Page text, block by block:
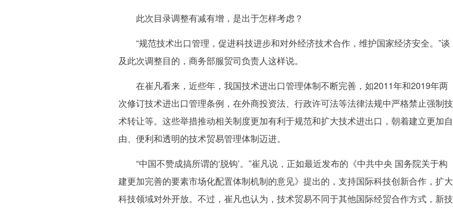
此次目录调整有减有增，是出于怎样考虑？
“规范技术出口管理，促进科技进步和对外经济技术合作，维护国家经济安全。”谈
及此次调整目的，商务部服贸司负责人这样说。
在崔凡看来，近些年，我国技术进出口管理体制不断完善，如2011年和2019年两
次修订技术进出口管理条例，在外商投资法、行政许可法等法律法规中严格禁止强制技
术转让等。这些举措推动相关制度更加有利于规范和扩大技术进出口，朝着建立更加自
由、便利和透明的技术贸易管理体制迈进。
“中国不赞成搞所谓的‘脱钩’。”崔凡说，正如最近发布的《中共中央 国务院关于构
建更加完善的要素市场化配置体制机制的意见》提出的，支持国际科技创新合作，扩大
科技领域对外开放。不过，崔凡也认为，技术贸易不同于其他国际经贸合作方式，新技